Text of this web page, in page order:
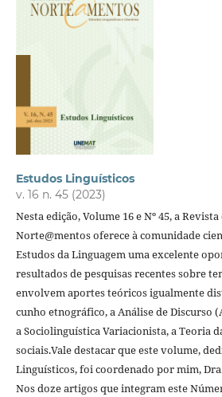
Estudos Linguísticos
v. 16 n. 45 (2023)
Nesta edição, Volume 16 e Nº 45, a
Norte@mentos oferece à comunidade
Estudos da Linguagem uma excelente
resultados de pesquisas recentes sobre
envolvem aportes teóricos igualmente
cunho etnográfico, a Análise de Discurso
a Sociolinguística Variacionista, a Teoria
sociais.Vale destacar que este volume,
Linguísticos, foi coordenado por mim,
Nos doze artigos que integram este